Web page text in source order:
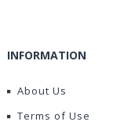
INFORMATION
About Us
Terms of Use